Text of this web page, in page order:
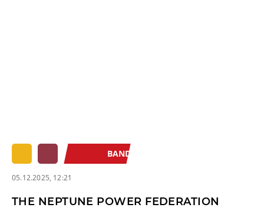
BAND
05.12.2025, 12:21
THE NEPTUNE POWER FEDERATION